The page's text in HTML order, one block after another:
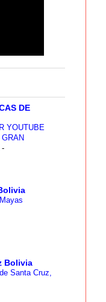
DE
YOUTUBE
-
Bolivia
Santa Cruz,